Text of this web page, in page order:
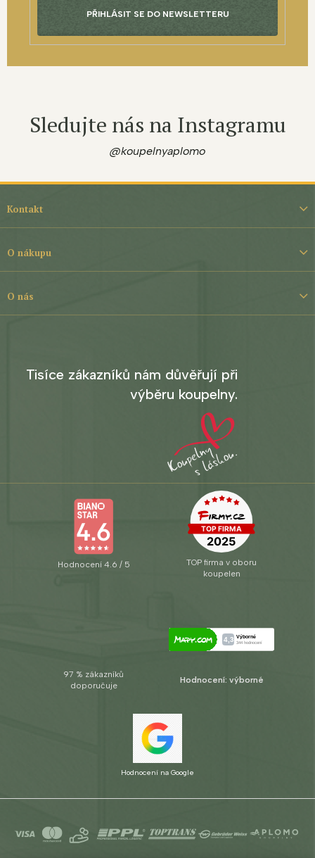
PŘIHLÁSIT SE DO NEWSLETTERU
Sledujte nás na Instagramu
@koupelnyaplomo
Z
í
Kontakt
O nákupu
O nás
Tisíce zákazníků nám důvěřují při
výběru koupelny.
Hodnocení 4.6 / 5
TOP firma v oboru
koupelen
97 % zákazníků
doporučuje
Hodnocení: výborné
Hodnocení na Google